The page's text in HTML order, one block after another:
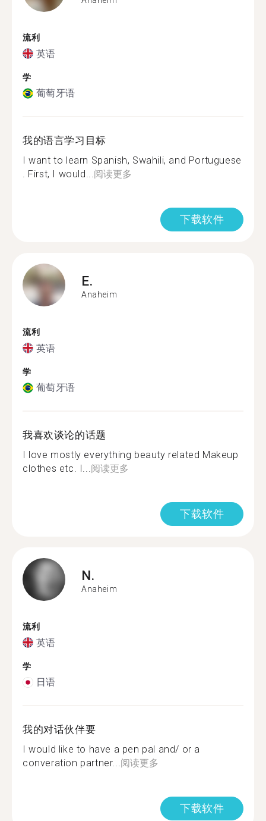
流利
英语
学
葡萄牙语
我的语言学习目标
I want to learn Spanish, Swahili, and Portuguese
. First, I would...阅读更多
下载软件
E.
Anaheim
流利
英语
学
葡萄牙语
我喜欢谈论的话题
I love mostly everything beauty related Makeup
clothes etc. I...阅读更多
下载软件
N.
Anaheim
流利
英语
学
日语
我的对话伙伴要
I would like to have a pen pal and/ or a
converation partner...阅读更多
下载软件